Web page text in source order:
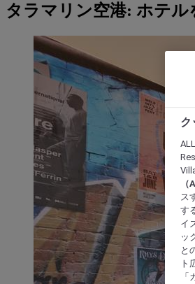
タラマリン空港: ホテル
ク
ス
す
イ
ッ
と
ト